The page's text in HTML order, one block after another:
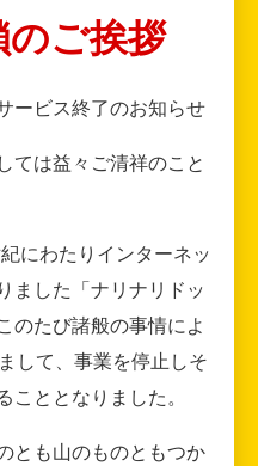
ご挨拶
ービス終了のお知らせ
ては益々ご清祥のこと
にわたりインターネッ
ました「ナリナリドッ
のたび諸般の事情によ
して、事業を停止しそ
ととなりました。
とも山のものともつか